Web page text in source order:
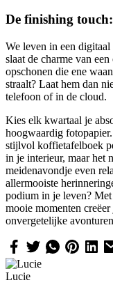
De finishing
We leven in een
slaat de charme van
opschonen die ene
straalt? Laat hem dan
telefoon of in de cloud.
Kies elk kwartaal je
hoogwaardig
stijlvol koffietafelboek
in je interieur, maar het
meidenavondje even
allermooiste
podium in je leven?
mooie momenten
onvergetelijke
Lucie